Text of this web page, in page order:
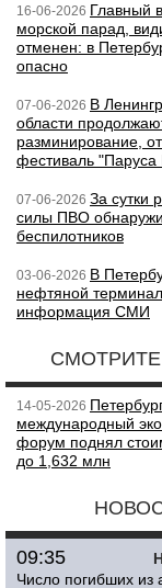
16-06-2026 Главный
морской парад,
отменен: в
опасно
07-06-2026 В
области
разминирование,
фестиваль "Паруса
07-06-2026 За сутки
силы ПВО
беспилотников
03-06-2026 В
нефтяной
информация СМИ
14-05-2026
международный
форум поднял
до 1,632 млн
09:35
Число погибших